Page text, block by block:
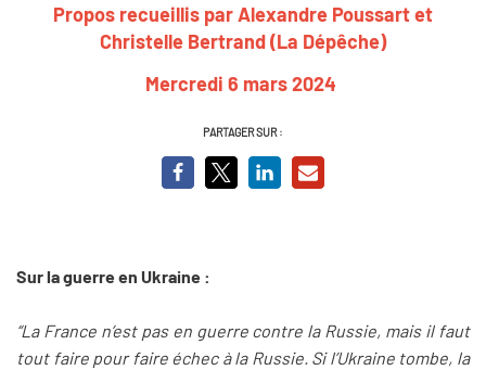
Propos recueillis par Alexandre Poussart et
Christelle Bertrand (La Dépêche)
Mercredi 6 mars 2024
PARTAGER SUR :
Sur la guerre en Ukraine :
“La France n’est pas en guerre contre la Russie, mais il faut
tout faire pour faire échec à la Russie. Si l’Ukraine tombe, la